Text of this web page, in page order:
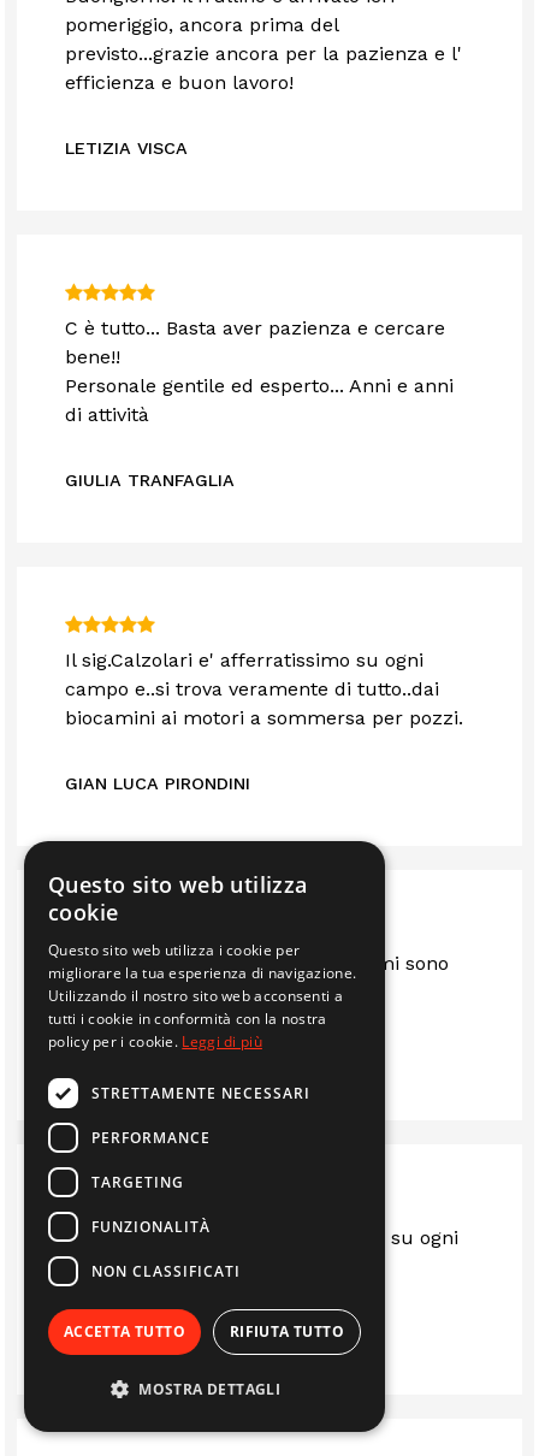
pomeriggio, ancora prima del
previsto...grazie ancora per la pazienza e l'
efficienza e buon lavoro!
LETIZIA VISCA
C è tutto... Basta aver pazienza e cercare
bene!!
Personale gentile ed esperto... Anni e anni
di attività
GIULIA TRANFAGLIA
Il sig.Calzolari e' afferratissimo su ogni
campo e..si trova veramente di tutto..dai
biocamini ai motori a sommersa per pozzi.
GIAN LUCA PIRONDINI
Sono anni che mi servo da loro e mi sono
sempre trovato bene.. consigliato
Sempre al top.. gentili e disponibili su ogni
questione
LUIS
Questo sito web utilizza
cookie
Questo sito web utilizza i cookie per
migliorare la tua esperienza di navigazione.
Utilizzando il nostro sito web acconsenti a
tutti i cookie in conformità con la nostra
policy per i cookie. Leggi di più
STRETTAMENTE NECESSARI
PERFORMANCE
TARGETING
FUNZIONALITÀ
NON CLASSIFICATI
ACCETTA TUTTO RIFIUTA TUTTO
MOSTRA DETTAGLI